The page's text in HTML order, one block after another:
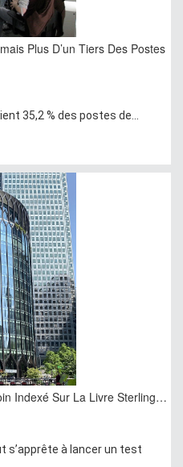
Plus D’un Tiers Des Postes
35,2 % des postes de...
Indexé Sur La Livre Sterling…
s’apprête à lancer un test